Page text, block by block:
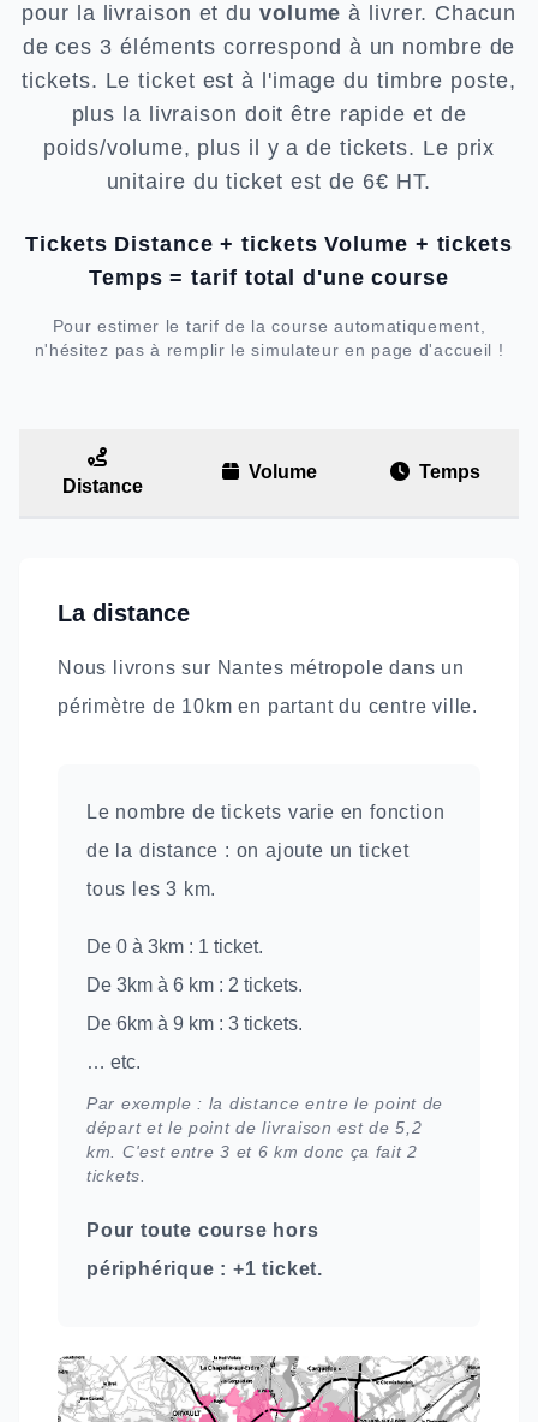
pour la livraison et du volume à livrer. Chacun
de ces 3 éléments correspond à un nombre de
tickets. Le ticket est à l'image du timbre poste,
plus la livraison doit être rapide et de
poids/volume, plus il y a de tickets. Le prix
unitaire du ticket est de 6€ HT.
Tickets Distance + tickets Volume + tickets
Temps = tarif total d'une course
Pour estimer le tarif de la course automatiquement,
n'hésitez pas à remplir le simulateur en page d'accueil !
Distance
Volume Temps
La distance
Nous livrons sur Nantes métropole dans un
périmètre de 10km en partant du centre ville.
Le nombre de tickets varie en fonction
de la distance : on ajoute un ticket
tous les 3 km.
De 0 à 3km : 1 ticket.
De 3km à 6 km : 2 tickets.
De 6km à 9 km : 3 tickets.
… etc.
Par exemple : la distance entre le point de
départ et le point de livraison est de 5,2
km. C'est entre 3 et 6 km donc ça fait 2
tickets.
Pour toute course hors
périphérique : +1 ticket.